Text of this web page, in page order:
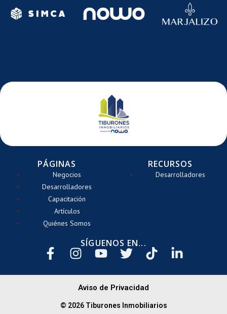
CARRETE
DE
PÁGINAS
Negocios
Desarrolladores
Capacitación
Artículos
Quiénes Somos
RECURSOS
Desarrolladores
SÍGUENOS EN...
Aviso de Privacidad
© 2026 Tiburones Inmobiliarios